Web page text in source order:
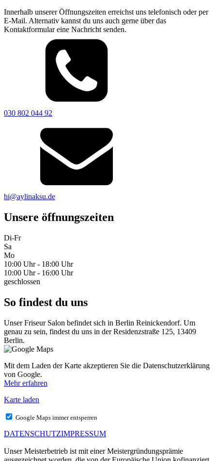
Innerhalb unserer Öffnungszeiten erreichst uns telefonisch oder per
E-Mail. Alternativ kannst du uns auch gerne über das
Kontaktformular eine Nachricht senden.
030 802 044 92
hi@aylinaksu.de
Unsere öffnungszeiten
Di-Fr
Sa
Mo
10:00 Uhr - 18:00 Uhr
10:00 Uhr - 16:00 Uhr
geschlossen
So findest du uns
Unser Friseur Salon befindet sich in Berlin Reinickendorf. Um
genau zu sein, findest du uns in der Residenzstraße 125, 13409
Berlin.
Mit dem Laden der Karte akzeptieren Sie die Datenschutzerklärung
von Google.
Mehr erfahren
Karte laden
Google Maps immer entsperren
DATENSCHUTZIMPRESSUM
Unser Meisterbetrieb ist mit einer Meistergründungsprämie